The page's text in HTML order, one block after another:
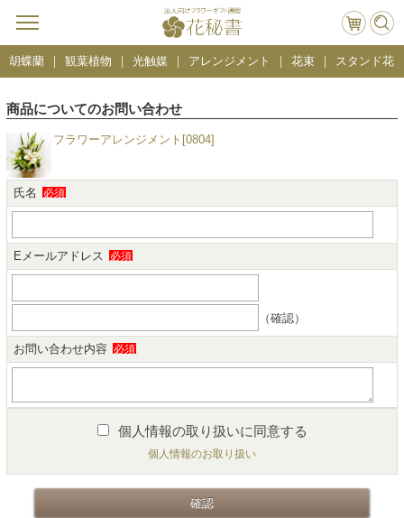
胡蝶蘭 観葉植物 光触媒 アレンジメント 花束 スタンド花
商品についてのお問い合わせ
フラワーアレンジメント[0804]
氏名 必須
Eメールアドレス 必須
（確認）
お問い合わせ内容 必須
個人情報の取り扱いに同意する
個人情報のお取り扱い